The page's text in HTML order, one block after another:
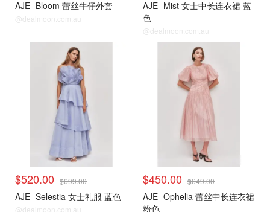
AJE Bloom 蕾丝牛仔外套
@dealmoon.com.au
AJE Mist 女士中长连衣裙 蓝
色
@dealmoon.com.au
$520.00 $699.00
AJE Selestia 女士礼服 蓝色
@dealmoon.com.au
$450.00 $649.00
AJE Ophelia 蕾丝中长连衣裙
粉色